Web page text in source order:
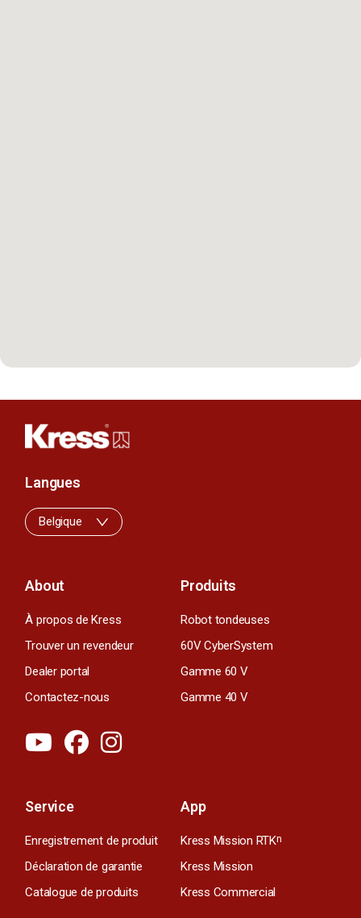
About
À propos de Kress
Trouver un revendeur
Dealer portal
Contactez-nous
Produits
Robot tondeuses
60V CyberSystem
Gamme 60 V
Gamme 40 V
Service
Enregistrement de produit
Déclaration de garantie
Catalogue de produits
App
Kress Mission RTKn
Kress Mission
Kress Commercial
Langues
Belgique